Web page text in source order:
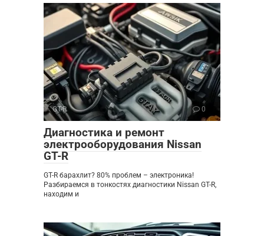
GT-R 0
Диагностика и ремонт
электрооборудования Nissan
GT-R
GT-R барахлит? 80% проблем – электроника!
Разбираемся в тонкостях диагностики Nissan GT-R,
находим и